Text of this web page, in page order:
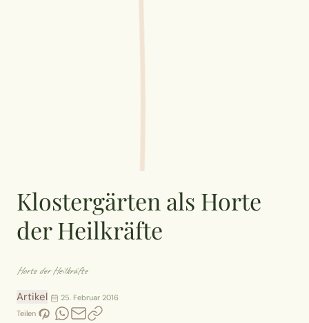
Klostergärten als Horte
der Heilkräfte
Horte der Heilkräfte
Artikel
25. Februar 2016
Teilen